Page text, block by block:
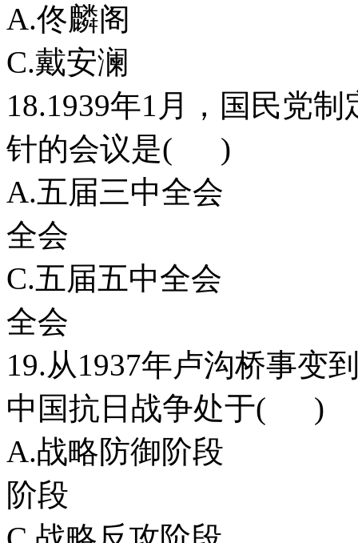
A.佟麟
C.戴安
18.1939年1月，国民党
针的会议是( )
A.五届三中
全会
C.五届五中
全会
19.从1937年卢沟桥事变
中国抗日战争处于( )
A.战略防御
阶段